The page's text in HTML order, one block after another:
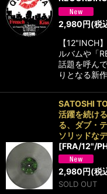
2,980円(税
【12"INCH
ルバムや「
話題を呼ん
りとなる新
SATOSHI
活躍を続け
る、ダブ・
ソリッドな
[FRA/12"/
2,980円(税
SOLD OUT